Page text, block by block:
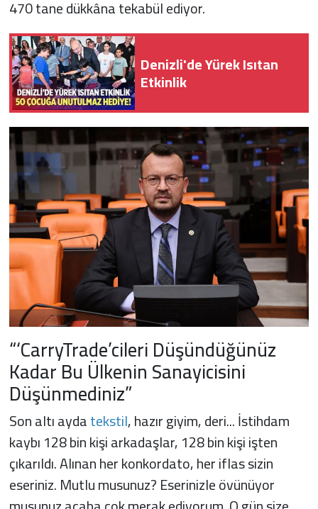
470 tane dükkâna tekabül ediyor.
Denizli'de Yürek Isıtan
Etkinlik
“‘CarryTrade’cileri Düşündüğünüz
Kadar Bu Ülkenin Sanayicisini
Düşünmediniz”
Son altı aydatekstil, hazır giyim, deri... İstihdam
kaybı 128 bin kişi arkadaşlar, 128 bin kişi işten
çıkarıldı. Alınan her konkordato, her iflas sizin
eseriniz. Mutlu musunuz? Eserinizle övünüyor